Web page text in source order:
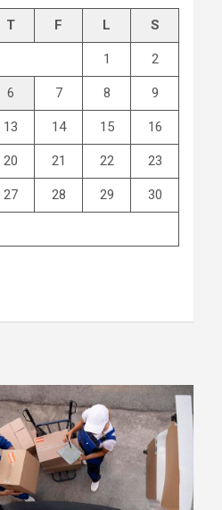
T F L S
1 2
6 7 8 9
13 14 15 16
20 21 22 23
27 28 29 30